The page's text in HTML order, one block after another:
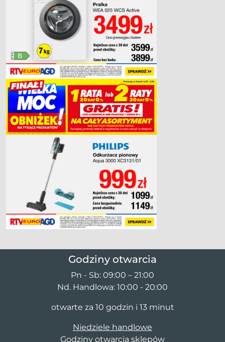
Godziny otwarcia
Pn - Sb: 09:00 – 21:00
Nd. Handlowa: 10:00 - 20:00
otwarte za 10 godzin i 13 minut
Niedziele handlowe
Godziny otwarcia sklepów